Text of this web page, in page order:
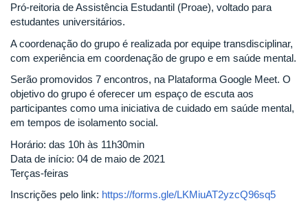
Pró-reitoria de Assistência Estudantil (Proae), voltado para
estudantes universitários.
A coordenação do grupo é realizada por equipe transdisciplinar,
com experiência em coordenação de grupo e em saúde mental.
Serão promovidos 7 encontros, na Plataforma Google Meet. O
objetivo do grupo é oferecer um espaço de escuta aos
participantes como uma iniciativa de cuidado em saúde mental,
em tempos de isolamento social.
Horário: das 10h às 11h30min
Data de início: 04 de maio de 2021
Terças-feiras
Inscrições pelo link: https://forms.gle/LKMiuAT2yzcQ96sq5